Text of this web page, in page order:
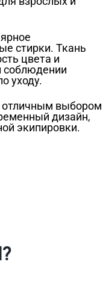
стирки. Ткань
цвета и
соблюдении
уходу.
отличным выбором
дизайн,
экипировки.